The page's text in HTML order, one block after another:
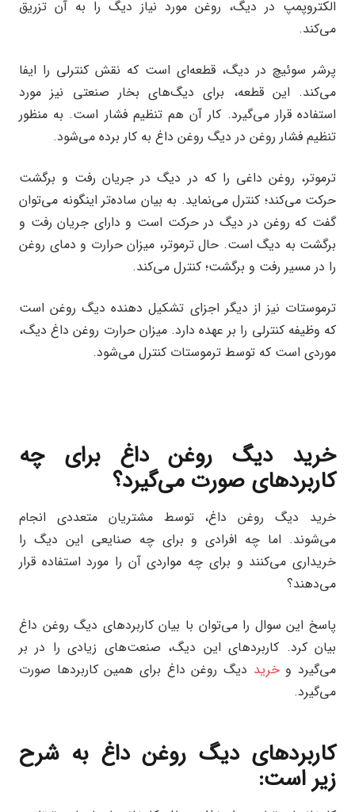
الکتروپمپ در دیگ، روغن مورد نیاز دیگ را به آن تزریق
می‌کند.
پرشر سوئیچ در دیگ، قطعه‌ای است که نقش کنترلی را ایفا
می‌کند. این قطعه، برای دیگ‌های بخار صنعتی نیز مورد
استفاده قرار می‌گیرد. کار آن هم تنظیم فشار است. به منظور
تنظیم فشار روغن در دیگ روغن داغ به کار برده می‌شود.
ترموتر، روغن داغی را که در دیگ در جریان رفت و برگشت
حرکت می‌کند؛ کنترل می‌نماید. به بیان ساده‌تر اینگونه می‌توان
گفت که روغن در دیگ در حرکت است و دارای جریان رفت و
برگشت به دیگ است. حال ترموتر، میزان حرارت و دمای روغن
را در مسیر رفت و برگشت؛ کنترل می‌کند.
ترموستات نیز از دیگر اجزای تشکیل دهنده دیگ روغن است
که وظیفه کنترلی را بر عهده دارد. میزان حرارت روغن داغ دیگ،
موردی است که توسط ترموستات کنترل می‌شود.
خرید دیگ روغن داغ برای چه
کاربردهای صورت می‌گیرد؟
خرید دیگ روغن داغ، توسط مشتریان متعددی انجام
می‌شوند. اما چه افرادی و برای چه صنایعی این دیگ را
خریداری می‌کنند و برای چه مواردی آن را مورد استفاده قرار
می‌دهند؟
پاسخ این سوال را می‌توان با بیان کاربردهای دیگ روغن داغ
بیان کرد. کاربردهای این دیگ، صنعت‌های زیادی را در بر
می‌گیرد وخرید دیگ روغن داغ برای همین کاربردها صورت
می‌گیرد.
کاربردهای دیگ روغن داغ به شرح
زیر است: